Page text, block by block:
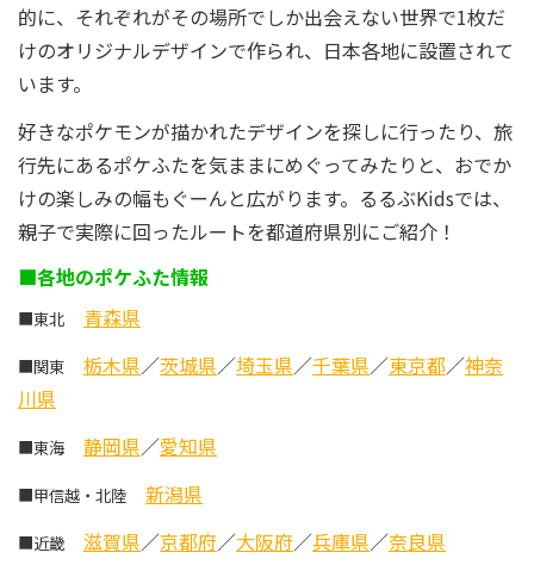
的に、それぞれがその場所でしか出会えない世界で1枚だ
けのオリジナルデザインで作られ、日本各地に設置されて
います。
好きなポケモンが描かれたデザインを探しに行ったり、旅
行先にあるポケふたを気ままにめぐってみたりと、おでか
けの楽しみの幅もぐーんと広がります。るるぶKidsでは、
親子で実際に回ったルートを都道府県別にご紹介！
■各地のポケふた情報
■東北 青森県
■関東 栃木県／茨城県／埼玉県／千葉県／東京都／神奈
川県
■東海 静岡県／愛知県
■甲信越・北陸 新潟県
■近畿 滋賀県／京都府／大阪府／兵庫県／奈良県